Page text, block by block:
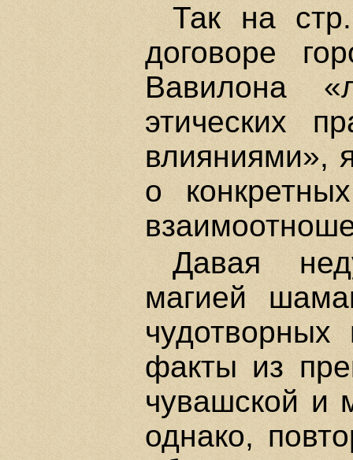
Так на
договоре
Вавилона
этических
влияниями»,
о
Давая
магией
факты из
чувашской и
однако,